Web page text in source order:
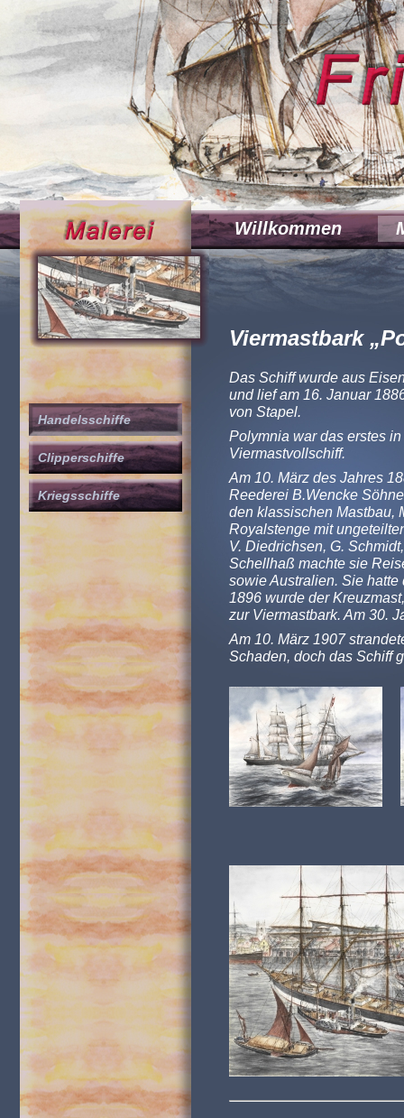
Willkommen
Handelsschiffe
Clipperschiffe
Kriegsschiffe
Viermastbark
Das Schiff wurde aus
und lief am 16. Januar
von Stapel.
Polymnia war das erstes
Viermastvollschiff.
Am 10. März des Jahres
Reederei B.Wencke
den klassischen Mastbau,
Royalstenge mit
V. Diedrichsen, G.
Schellhaß machte sie
sowie Australien. Sie
1896 wurde der
zur Viermastbark. Am 30.
Am 10. März 1907
Schaden, doch das Schiff